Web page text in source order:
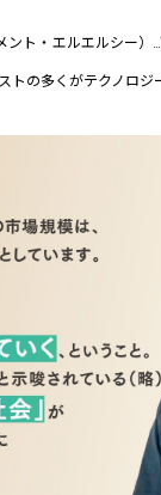
ント・エルエルシー
の多くがテクノロジ